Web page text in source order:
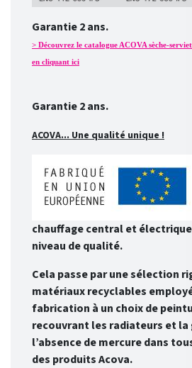
Garantie 2 ans.
> Découvrez le catalogue ACOVA sèche-
en cliquant ici
Garantie 2 ans.
ACOVA... Une qualité unique !
chauffage central et
niveau de qualité.
Cela passe par une sélection
matériaux recyclables
fabrication à un choix de
recouvrant les radiateurs et la
l’absence de mercure dans
des produits Acova.